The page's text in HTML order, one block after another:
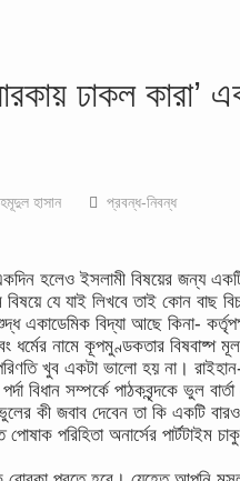
ঢাকল কারা’
হাসান প্রবন্ধ-নিবন্ধ
হলেও ইসলামী বিষয়ের জন্য
যে যাই লিখবে তাই কোন বাছ
একাডেমিক বিদ্যা আছে কিনা-
ধর্মের নামে কূপমুণ্ডকতার বিষবাষ্প
খুব একটা ভালো হয় না।
বিধান সম্পর্কে পাঠকবৃন্দকে ভুল
কী জবাব দেবেন তা কি একটি
পরিহিতা অনার্সের পার্টটাইম